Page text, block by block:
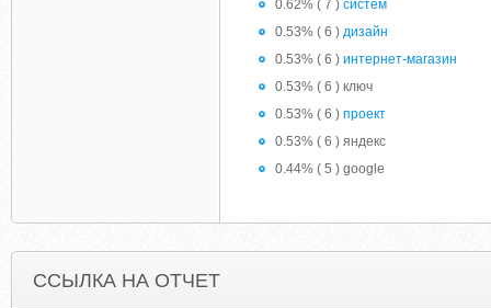
0.62% ( 7 ) систем
0.53% ( 6 ) дизайн
0.53% ( 6 ) интернет-магазин
0.53% ( 6 ) ключ
0.53% ( 6 ) проект
0.53% ( 6 ) яндекс
0.44% ( 5 ) google
ССЫЛКА НА ОТЧЕТ